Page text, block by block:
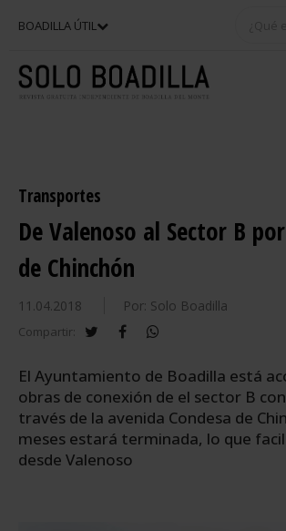
BOADILLA ÚTIL
Transportes
De Valenoso al Sector B
de Chinchón
11.04.2018 Por: Solo Boadilla
Compartir: twitterfacebook
El Ayuntamiento de Boadilla está
obras de conexión de el sector B
través de la avenida Condesa de
meses estará terminada, lo que
desde Valenoso